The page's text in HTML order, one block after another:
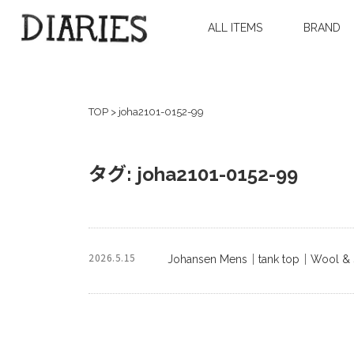
ALL ITEMS BRAND
TOP > joha2101-0152-99
タグ: joha2101-0152-99
2026.5.15 Johansen Mens｜tank top｜Wool